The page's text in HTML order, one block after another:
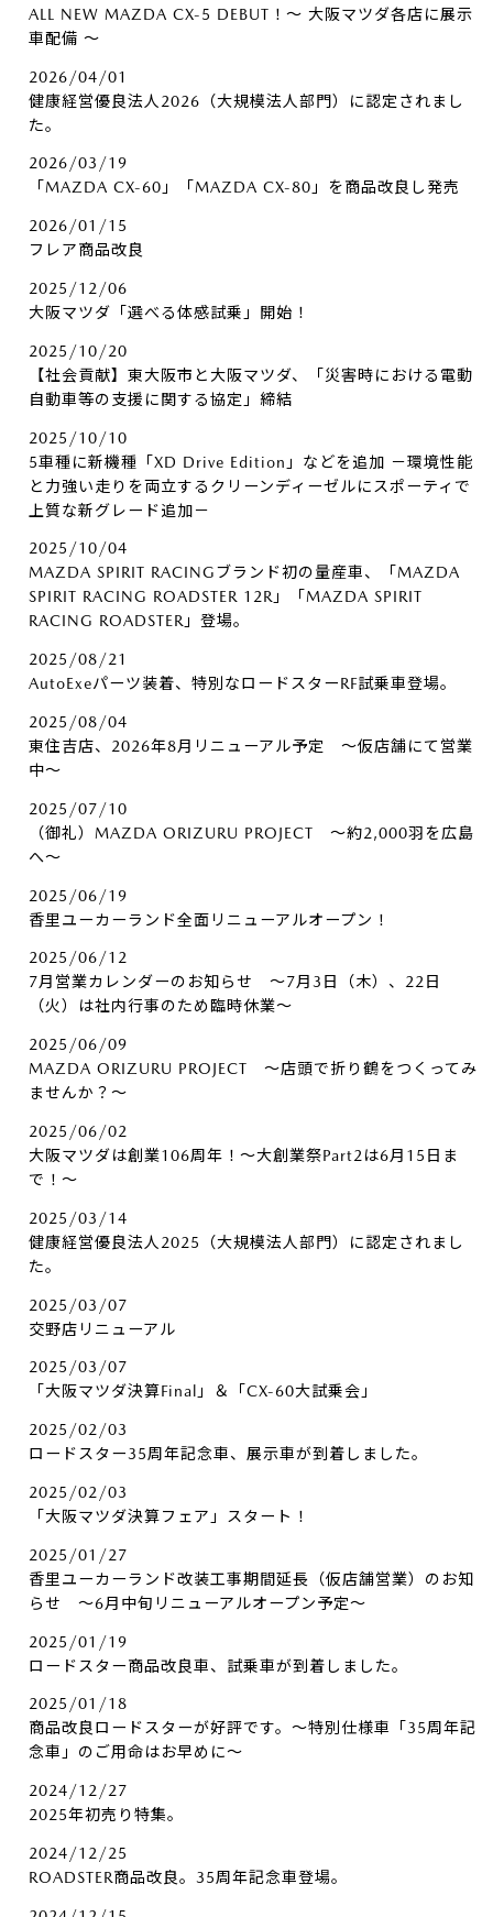
ALL NEW MAZDA CX-5 DEBUT！～ 大阪マツダ各店に展示
車配備 ～
2026/04/01
健康経営優良法人2026（大規模法人部門）に認定されまし
た。
2026/03/19
「MAZDA CX-60」「MAZDA CX-80」を商品改良し発売
2026/01/15
フレア商品改良
2025/12/06
大阪マツダ「選べる体感試乗」開始！
2025/10/20
【社会貢献】東大阪市と大阪マツダ、「災害時における電動
自動車等の支援に関する協定」締結
2025/10/10
5車種に新機種「XD Drive Edition」などを追加 －環境性能
と力強い走りを両立するクリーンディーゼルにスポーティで
上質な新グレード追加－
2025/10/04
MAZDA SPIRIT RACINGブランド初の量産車、「MAZDA
SPIRIT RACING ROADSTER 12R」「MAZDA SPIRIT
RACING ROADSTER」登場。
2025/08/21
AutoExeパーツ装着、特別なロードスターRF試乗車登場。
2025/08/04
東住吉店、2026年8月リニューアル予定 ～仮店舗にて営業
中～
2025/07/10
（御礼）MAZDA ORIZURU PROJECT ～約2,000羽を広島
へ～
2025/06/19
香里ユーカーランド全面リニューアルオープン！
2025/06/12
7月営業カレンダーのお知らせ ～7月3日（木）、22日
（火）は社内行事のため臨時休業～
2025/06/09
MAZDA ORIZURU PROJECT ～店頭で折り鶴をつくってみ
ませんか？～
2025/06/02
大阪マツダは創業106周年！～大創業祭Part2は6月15日ま
で！～
2025/03/14
健康経営優良法人2025（大規模法人部門）に認定されまし
た。
2025/03/07
交野店リニューアル
2025/03/07
「大阪マツダ決算Final」＆「CX-60大試乗会」
2025/02/03
ロードスター35周年記念車、展示車が到着しました。
2025/02/03
「大阪マツダ決算フェア」スタート！
2025/01/27
香里ユーカーランド改装工事期間延長（仮店舗営業）のお知
らせ ～6月中旬リニューアルオープン予定～
2025/01/19
ロードスター商品改良車、試乗車が到着しました。
2025/01/18
商品改良ロードスターが好評です。～特別仕様車「35周年記
念車」のご用命はお早めに～
2024/12/27
2025年初売り特集。
2024/12/25
ROADSTER商品改良。35周年記念車登場。